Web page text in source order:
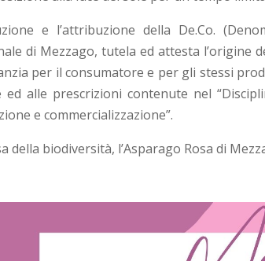
e l’attribuzione della De.Co.
di Mezzago, tutela ed attesta
per il consumatore e per gli stessi
ed alle prescrizioni contenute nel
e commercializzazione”.
della biodiversità, l’Asparago Rosa di